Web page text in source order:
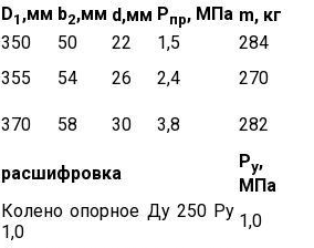
D1 ,мм b2,мм d,мм Рпр, МПа m, кг
350 50 22 1,5
284
355 54 26 2,4
270
370 58 30 3,8 282
расшифровка
Ру,
МПа
Колено опорное Ду 250 Ру
1,0
1,0